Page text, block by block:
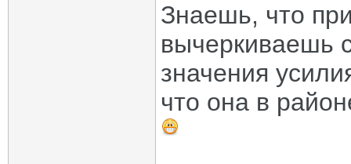
Знаешь, что
вычеркиваешь
значения
что она в